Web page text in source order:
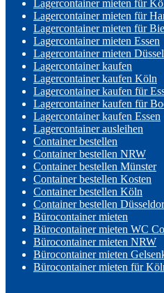
Lagercontainer mieten für
Lagercontainer mieten für
Lagercontainer mieten für
Lagercontainer mieten Essen
Lagercontainer mieten
Lagercontainer kaufen
Lagercontainer kaufen Köln
Lagercontainer kaufen für
Lagercontainer kaufen für
Lagercontainer kaufen Essen
Lagercontainer ausleihen
Container bestellen
Container bestellen NRW
Container bestellen Münster
Container bestellen Kosten
Container bestellen Köln
Container bestellen
Bürocontainer mieten
Bürocontainer mieten WC
Bürocontainer mieten NRW
Bürocontainer mieten
Bürocontainer mieten für